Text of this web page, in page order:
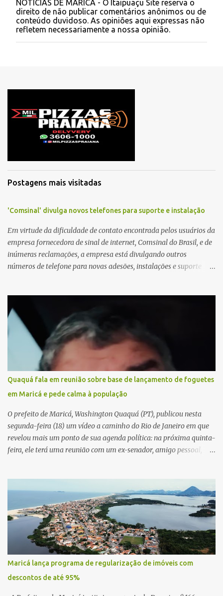
o
s
t
a
r
t
NOTÍCIAS DE MARICÁ - O Itaipuaçu Site reserva o
direito de não publicar comentários anônimos ou de
conteúdo duvidoso. As opiniões aqui expressas não
refletem necessariamente a nossa opinião.
Postagens mais visitadas
'Comsinal' divulga novos telefones para suporte e instalação
Em virtude da dificuldade de contato encontrada pelos usuários da
empresa fornecedora de sinal de internet, Comsinal do Brasil, e de
inúmeras reclamações, a empresa está divulgando outros
números de telefone para novas adesões, instalações e suporte
Quaquá fala em reunião sobre base de lançamento de foguetes
em Maricá e pede calma à população
O prefeito de Maricá, Washington Quaquá (PT), publicou nesta
segunda-feira (18) um vídeo a caminho do Rio de Janeiro em que
revelou mais um ponto de sua agenda política: na próxima quinta-
feira, ele terá uma reunião com um ex-senador, amigo pessoal,
atenção pela ousadia do projeto, que colocaria Maricá em um
novo patamar de visibilidade tecnológica e estratégica. Segundo
Quaquá, a conversa será o início de um debate maior sobre a
viabilidade dessa estrutura na cidade. Durante o vídeo, o prefeito
também respondeu às críticas que vem recebendo. Segundo ele,
muitas pessoas estão dizendo que promete muito, mas não estaria
entregando resultados imediatos. Quaquá pediu paciência e
garantiu que os frutos começarão a aparecer em breve. “O pessoal
fala que eu prometo muito, mas não faço nada. Eu digo: calma.
Vocês Esperam, daqui a um ano o que será feito em Mari...
Maricá lança programa de regularização de imóveis com
descontos de até 95%